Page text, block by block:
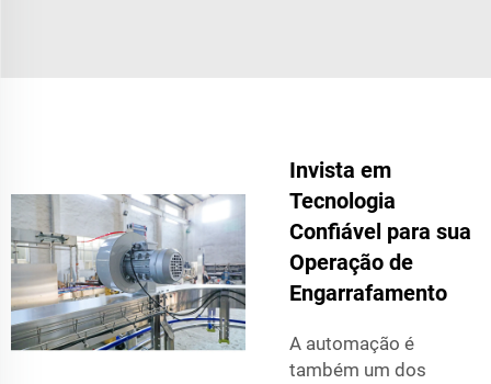
Invista em
Tecnologia
Confiável para sua
Operação de
Engarrafamento
A automação é
também um dos